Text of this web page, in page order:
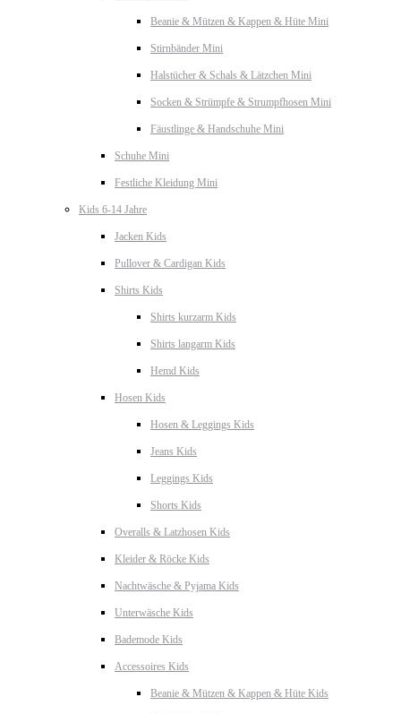
Beanie & Mützen & Kappen & Hüte Mini
Stirnbänder Mini
Halstücher & Schals & Lätzchen Mini
Socken & Strümpfe & Strumpfhosen Mini
Fäustlinge & Handschuhe Mini
Schuhe Mini
Festliche Kleidung Mini
Kids 6-14 Jahre
Jacken Kids
Pullover & Cardigan Kids
Shirts Kids
Shirts kurzarm Kids
Shirts langarm Kids
Hemd Kids
Hosen Kids
Hosen & Leggings Kids
Jeans Kids
Leggings Kids
Shorts Kids
Overalls & Latzhosen Kids
Kleider & Röcke Kids
Nachtwäsche & Pyjama Kids
Unterwäsche Kids
Bademode Kids
Accessoires Kids
Beanie & Mützen & Kappen & Hüte Kids